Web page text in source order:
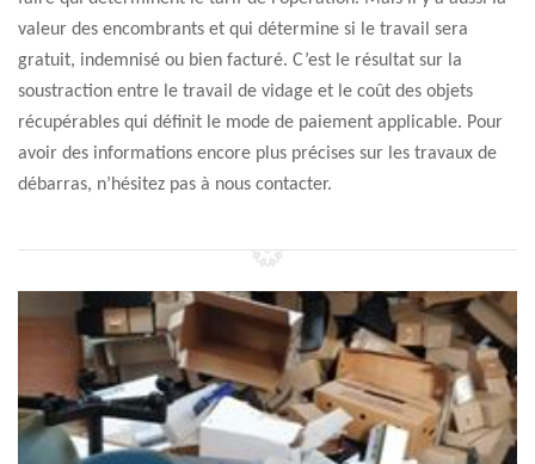
valeur des encombrants et qui détermine si le travail sera
gratuit, indemnisé ou bien facturé. C’est le résultat sur la
soustraction entre le travail de vidage et le coût des objets
récupérables qui définit le mode de paiement applicable. Pour
avoir des informations encore plus précises sur les travaux de
débarras, n’hésitez pas à nous contacter.